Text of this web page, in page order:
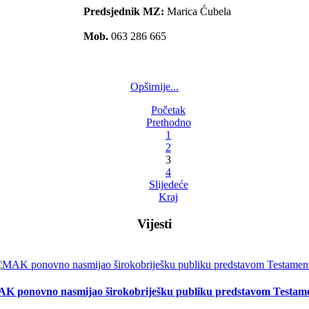
Predsjednik MZ: Marica Ćubela
Mob. 063 286 665
Opširnije...
Početak
Prethodno
1
2
3
4
Slijedeće
Kraj
Vijesti
ponovno nasmijao širokobriješku publiku predstavom